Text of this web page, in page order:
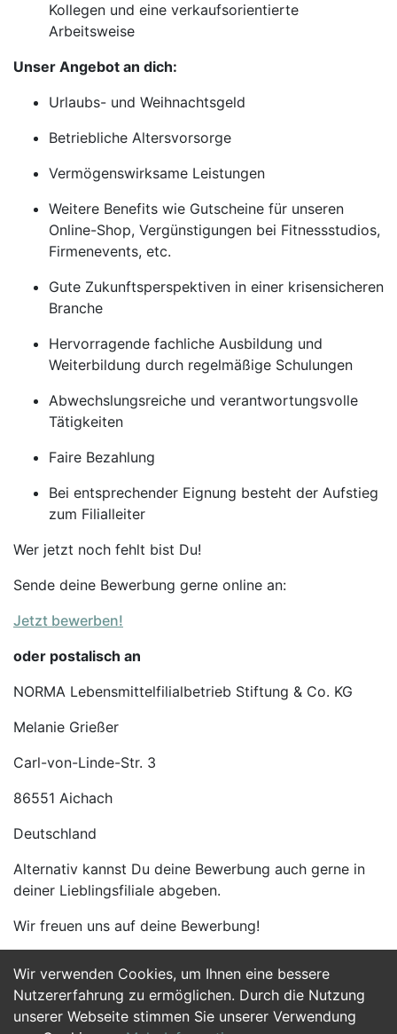
Wir verwenden Cookies, um Ihnen eine bessere
Nutzererfahrung zu ermöglichen. Durch die Nutzung
unserer Webseite stimmen Sie unserer Verwendung
Kollegen und eine verkaufsorientierte
Arbeitsweise
Unser Angebot an dich:
Urlaubs- und Weihnachtsgeld
Betriebliche Altersvorsorge
Vermögenswirksame Leistungen
Weitere Benefits wie Gutscheine für unseren
Online-Shop, Vergünstigungen bei Fitnessstudios,
Firmenevents, etc.
Gute Zukunftsperspektiven in einer krisensicheren
Branche
Hervorragende fachliche Ausbildung und
Weiterbildung durch regelmäßige Schulungen
Abwechslungsreiche und verantwortungsvolle
Tätigkeiten
Faire Bezahlung
Bei entsprechender Eignung besteht der Aufstieg
zum Filialleiter
Wer jetzt noch fehlt bist Du!
Sende deine Bewerbung gerne online an:
Jetzt bewerben!
oder postalisch an
NORMA Lebensmittelfilialbetrieb Stiftung & Co. KG
Melanie Grießer
Carl-von-Linde-Str. 3
86551 Aichach
Deutschland
Alternativ kannst Du deine Bewerbung auch gerne in
deiner Lieblingsfiliale abgeben.
Wir freuen uns auf deine Bewerbung!
Jetzt Bewerben